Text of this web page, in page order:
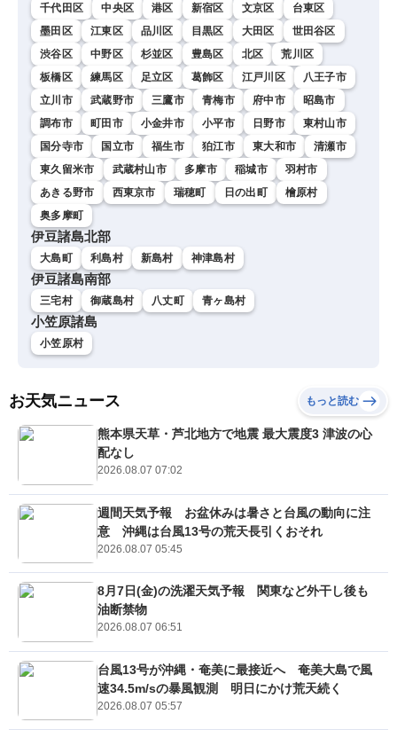
千代田区 中央区 港区 新宿区 文京区
台東区
墨田区
江東区 品川区 目黒区 大田区
世田谷区
渋谷区
中野区 杉並区 豊島区 北区
荒川区
板橋区
練馬区 足立区 葛飾区 江戸川区
八王子市
立川市
武蔵野市 三鷹市 青梅市 府中市
昭島市
調布市
町田市 小金井市 小平市 日野市
東村山市
国分寺市
国立市 福生市 狛江市 東大和市
清瀬市
東久留米市
武蔵村山市 多摩市 稲城市
羽村市
あきる野市
西東京市 瑞穂町 日の出町
檜原村
奥多摩町
伊豆諸島北部
大島町 利島村 新島村 神津島村
伊豆諸島南部
三宅村 御蔵島村 八丈町 青ヶ島村
小笠原諸島
小笠原村
お天気ニュース もっと読む
熊本県天草・芦北地方で地震 最大震度3 津波の心
配なし
2026.08.07 07:02
週間天気予報 お盆休みは暑さと台風の動向に注
意 沖縄は台風13号の荒天長引くおそれ
2026.08.07 05:45
8月7日(金)の洗濯天気予報 関東など外干し後も
油断禁物
2026.08.07 06:51
台風13号が沖縄・奄美に最接近へ 奄美大島で風
速34.5m/sの暴風観測 明日にかけ荒天続く
2026.08.07 05:57